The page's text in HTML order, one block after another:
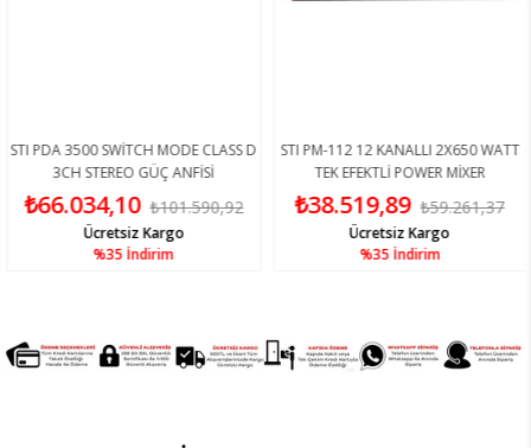
PDA 3500 SWİTCH MODE CLASS D
3CH STEREO GÜÇ ANFİSİ
₺66.034,10 ₺101.590,92
%35İndirim
Ücretsiz Kargo
STI PM-112 12 KANALLI 2X650 WATT
TEK EFEKTLİ POWER MİXER
₺38.519,89 ₺59.261,37
%35İndirim
Ücretsiz Kargo